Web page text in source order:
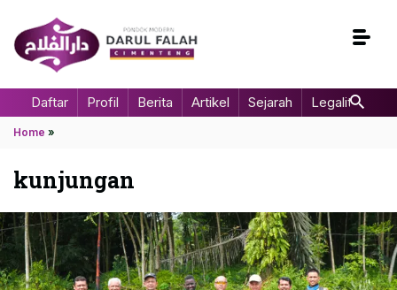
Daftar Profil Berita Artikel Sejarah Legalitas
Home »
kunjungan